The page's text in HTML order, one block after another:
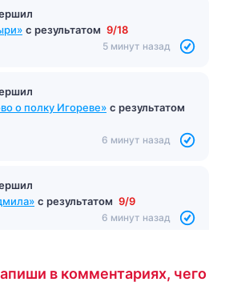
(2 класс) с результатом
5 минут назад
о полку Игореве»
с результатом
в комментариях, чего